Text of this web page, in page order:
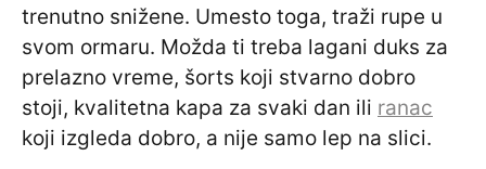
trenutno snižene. Umesto toga, traži rupe u
svom ormaru. Možda ti treba lagani duks za
prelazno vreme, šorts koji stvarno dobro
stoji, kvalitetna kapa za svaki dan ili ranac
koji izgleda dobro, a nije samo lep na slici.